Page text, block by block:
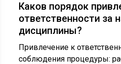
Каков порядок
ответственности за
дисциплины?
Привлечение к
соблюдения процедуры: